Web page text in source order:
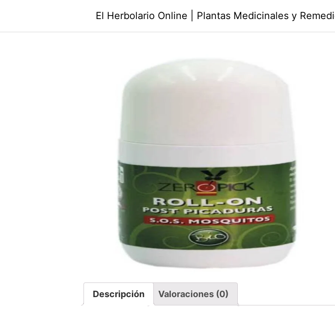
El Herbolario Online | Plantas Medicinales y
Descripción Valoraciones (0)